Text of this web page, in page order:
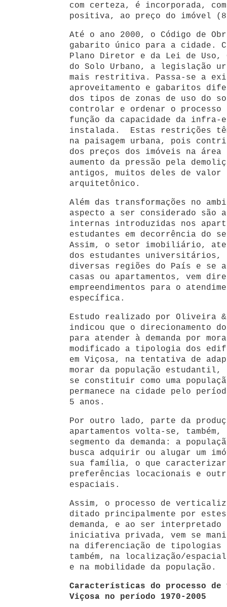
com certeza, é incorporada,
positiva, ao preço do imóvel
Até o ano 2000, o Código de
gabarito único para a cidade.
Plano Diretor e da Lei de Uso,
do Solo Urbano, a legislação
mais restritiva. Passa-se a
aproveitamento e gabaritos
dos tipos de zonas de uso do
controlar e ordenar o processo
função da capacidade da
instalada. Estas restrições têm
na paisagem urbana, pois
dos preços dos imóveis na
aumento da pressão pela
antigos, muitos deles de
arquitetônico.
Além das transformações no
aspecto a ser considerado são
internas introduzidas nos
estudantes em decorrência do
Assim, o setor imobiliário,
dos estudantes universitários,
diversas regiões do País e se
casas ou apartamentos, vem
empreendimentos para o
específica.
Estudo realizado por Oliveira
indicou que o direcionamento
para atender à demanda por
modificado a tipologia dos
em Viçosa, na tentativa de
morar da população
se constituir como uma
permanece na cidade pelo
5 anos.
Por outro lado, parte da
apartamentos volta-se,
segmento da demanda: a
busca adquirir ou alugar um
sua família, o que
preferências locacionais e
espaciais.
Assim, o processo de
ditado principalmente por estes
demanda, e ao ser
iniciativa privada, vem se
na diferenciação de tipologias
também, na localização/
e na mobilidade da população.
Características do processo de
Viçosa no período 1970-2005